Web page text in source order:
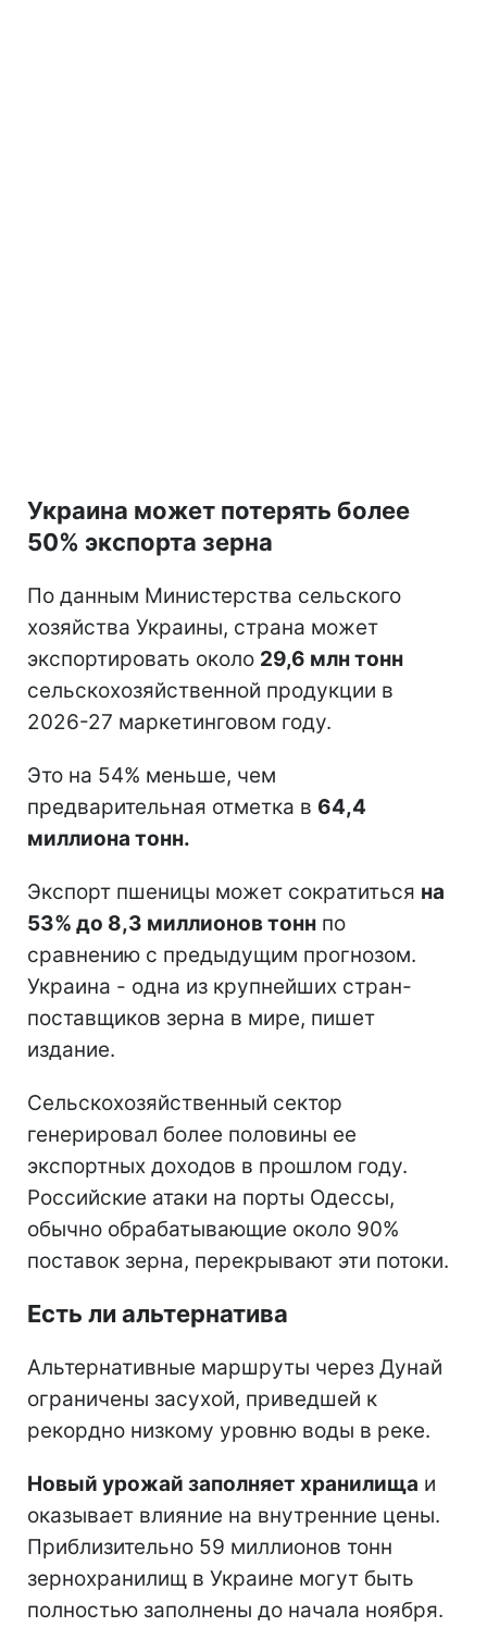
Украина может потерять более
50% экспорта зерна
По данным Министерства сельского
хозяйства Украины, страна может
экспортировать около 29,6 млн тонн
сельскохозяйственной продукции в
2026-27 маркетинговом году.
Это на 54% меньше, чем
предварительная отметка в 64,4
миллиона тонн.
Экспорт пшеницы может сократиться на
53% до 8,3 миллионов тонн по
сравнению с предыдущим прогнозом.
Украина - одна из крупнейших стран-
поставщиков зерна в мире, пишет
издание.
Сельскохозяйственный сектор
генерировал более половины ее
экспортных доходов в прошлом году.
Российские атаки на порты Одессы,
обычно обрабатывающие около 90%
поставок зерна, перекрывают эти потоки.
Есть ли альтернатива
Альтернативные маршруты через Дунай
ограничены засухой, приведшей к
рекордно низкому уровню воды в реке.
Новый урожай заполняет хранилища и
оказывает влияние на внутренние цены.
Приблизительно 59 миллионов тонн
зернохранилищ в Украине могут быть
полностью заполнены до начала ноября.